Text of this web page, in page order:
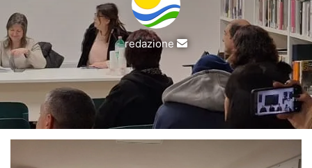
redazione
Invia
un'email